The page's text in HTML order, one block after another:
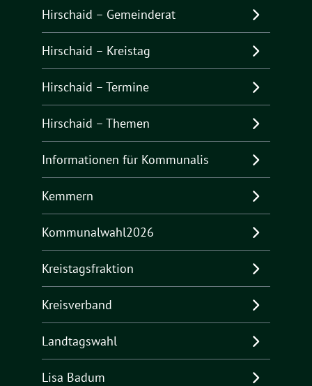
Hirschaid – Gemeinderat
Hirschaid – Kreistag
Hirschaid – Termine
Hirschaid – Themen
Informationen für Kommunalis
Kemmern
Kommunalwahl2026
Kreistagsfraktion
Kreisverband
Landtagswahl
Lisa Badum